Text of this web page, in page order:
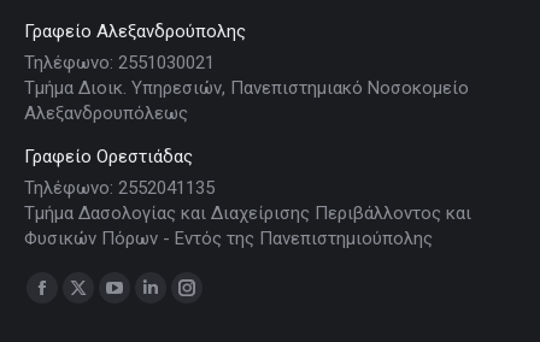
Γραφείο Αλεξανδρούπολης
Τηλέφωνο: 2551030021
Τμήμα Διοικ. Υπηρεσιών, Πανεπιστημιακό Νοσοκομείο
Αλεξανδρουπόλεως
Γραφείο Ορεστιάδας
Τηλέφωνο: 2552041135
Τμήμα Δασολογίας και Διαχείρισης Περιβάλλοντος και
Φυσικών Πόρων - Εντός της Πανεπιστημιούπολης
Find us on:
Facebook
X
YouTubeLinkedinInstagram